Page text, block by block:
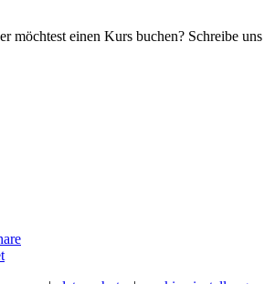
möchtest einen Kurs buchen? Schreibe uns